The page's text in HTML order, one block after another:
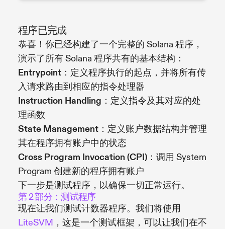
程序已完成
恭喜！你已经构建了一个完整的 Solana 程序，
演示了所有 Solana 程序共有的基本结构：
Entrypoint ：定义程序执行的起点，并将所有传
入请求路由到相应的指令处理器
Instruction Handling ：定义指令及其对应的处
理函数
State Management ：定义账户数据结构并管理
其在程序拥有账户中的状态
Cross Program Invocation (CPI) ：调用 System
Program 创建新的程序拥有账户
下一步是测试程序，以确保一切正常运行。
第 2 部分：测试程序
现在让我们测试计数器程序。我们将使用
LiteSVM ，这是一个测试框架，可以让我们在不